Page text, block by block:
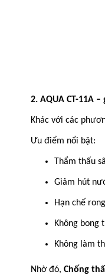
2. AQUA CT-11A
Khác với các
Ưu điểm nổi bật:
Thẩm thấu
Giảm hút
Hạn chế
Không bong
Không làm
Nhờ đó, Chống